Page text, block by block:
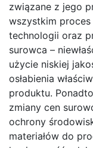
związane z jego
wszystkim
technologii oraz
surowca –
użycie niskiej
osłabienia
produktu.
zmiany cen
ochrony
materiałów do